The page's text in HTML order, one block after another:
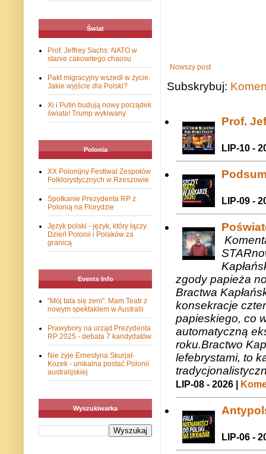
Nowszy post
Subskrybuj:
Prof.
LIP-10 -
LIP-09 -
zgody papieża
Bractwa
konsekracje
papieskiego, co
automatyczną
roku.Bractwo
lefebrystami, to
LIP-08 - 2026 |
LIP-06 -
Świat
Prof. Jeffrey Sachs: NATO w
stanie cakowitego chaosu
Pakt migracyjny wszedł w życie.
Jakie wyjście dla Polski?
Xi i Putin budują nowy porządek
świata! Trump wykiwany
Polonia
XX Polonijny Festiwal Zespołów
Folklorystycznych w Rzeszowie
Spotkanie Prezydenta RP z
Polonią na Florydzie
Język polski - język, który łączy.
Dzień Polonii i Polaków za
granicą
Events Info
"Mój tata się żeni". Mam Teatr z
nowym spektaklem w Australii
Prawybory na urząd Prezydenta
RP 2025 - debata 7 kandydatów
Nie żyje Ernestyna Skurjat-
Kozek - unikalna postać Polonii
australijskiej
Wyszukiwarka